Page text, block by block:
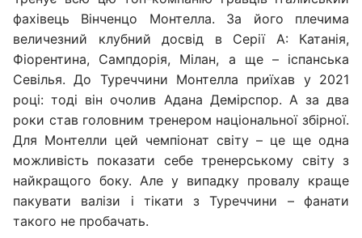
фахівець Вінченцо Монтелла. За його плечима
величезний клубний досвід в Серії А: Катанія,
Фіорентина, Сампдорія, Мілан, а ще – іспанська
Севілья. До Туреччини Монтелла приїхав у 2021
році: тоді він очолив Адана Демірспор. А за два
роки став головним тренером національної збірної.
Для Монтелли цей чемпіонат світу – це ще одна
можливість показати себе тренерському світу з
найкращого боку. Але у випадку провалу краще
пакувати валізи і тікати з Туреччини – фанати
такого не пробачать.